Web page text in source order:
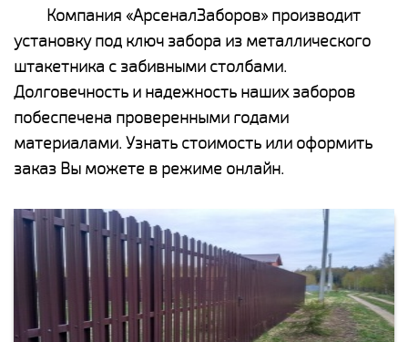
Компания «АрсеналЗаборов» производит
установку под ключ забора из металлического
штакетника с забивными столбами.
Долговечность и надежность наших заборов
побеспечена проверенными годами
материалами. Узнать стоимость или оформить
заказ Вы можете в режиме онлайн.